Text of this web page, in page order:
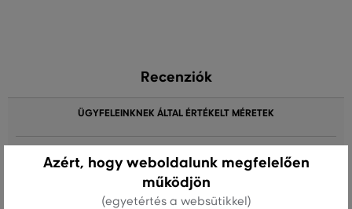
Recenziók
ÜGYFELEINKNEK ÁLTAL ÉRTÉKELT MÉRETEK
viselekAzért, hogy weboldalunk megfelelően
működjön
(egyetértés a websütikkel)